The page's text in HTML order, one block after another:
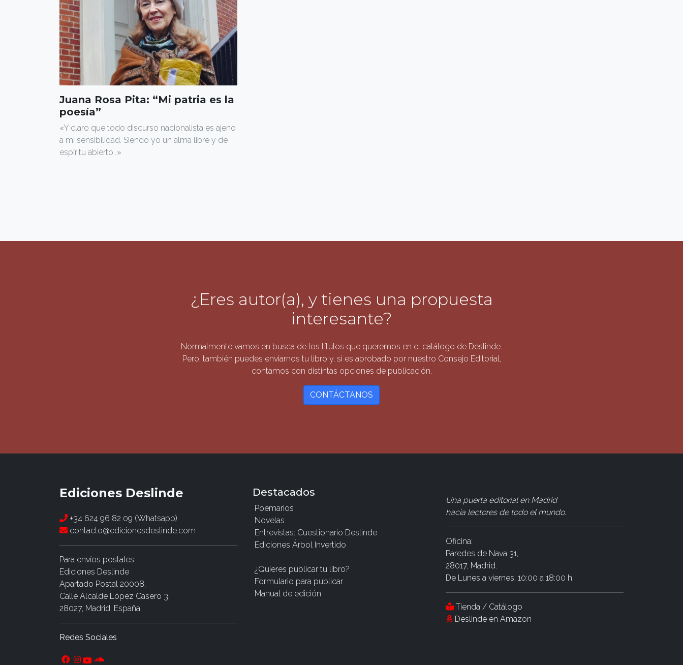
Juana Rosa Pita: “Mi patria es la
poesía”
«Y claro que todo discurso nacionalista es ajeno
a mi sensibilidad. Siendo yo un alma libre y de
espíritu abierto…»
¿Eres autor(a), y tienes una propuesta
interesante?
Normalmente vamos en busca de los títulos que queremos en el catálogo de Deslinde.
Pero, también puedes enviarnos tu libro y, si es aprobado por nuestro Consejo Editorial,
contamos con distintas opciones de publicación.
CONTÁCTANOS
Ediciones Deslinde
+34 624 96 82 09 (Whatsapp)
contacto@edicionesdeslinde.com
Para envíos postales:
Ediciones Deslinde
Apartado Postal 20008,
Calle Alcalde López Casero 3,
28027, Madrid, España.
Redes Sociales
Destacados
Poemarios
Novelas
Entrevistas: Cuestionario Deslinde
Ediciones Árbol Invertido
¿Quieres publicar tu libro?
Formulario para publicar
Manual de edición
Una puerta editorial en Madrid
hacia lectores de todo el mundo.
Oficina:
Paredes de Nava 31,
28017, Madrid.
De Lunes a viernes, 10:00 a 18:00 h.
Tienda / Catálogo
Deslinde en Amazon